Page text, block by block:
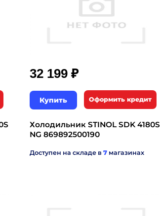
32 199 ₽
Купить Оформить кредит
Холодильник STINOL SDK 4180S
NG 869892500190
Доступен на складе в 7 магазинах